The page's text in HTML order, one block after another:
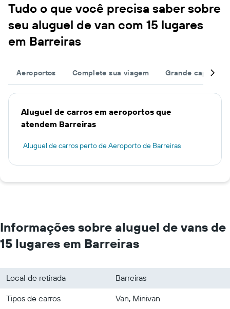
Tudo o que você precisa saber sobre
seu aluguel de van com 15 lugares
em Barreiras
Aeroportos Complete sua viagem Grande
Aluguel de carros em aeroportos que
atendem Barreiras
Aluguel de carros perto de Aeroporto de Barreiras
Informações sobre aluguel de vans de
15 lugares em Barreiras
Local de retirada
Barreiras
Tipos de carros
Van, Minivan